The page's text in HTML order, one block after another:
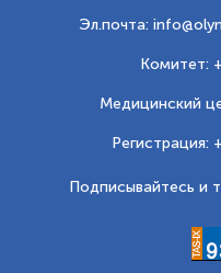
Эл.почта:
Комитет:
Медицинский
Регистрация:
Подписывайтесь и